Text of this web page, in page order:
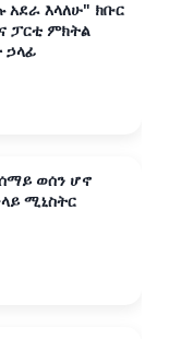
አደራ እላለሁ" ክቡር
ፓርቲ ምክትል
ኃላፊ
ወሰን ሆኖ
ሚኒስትር